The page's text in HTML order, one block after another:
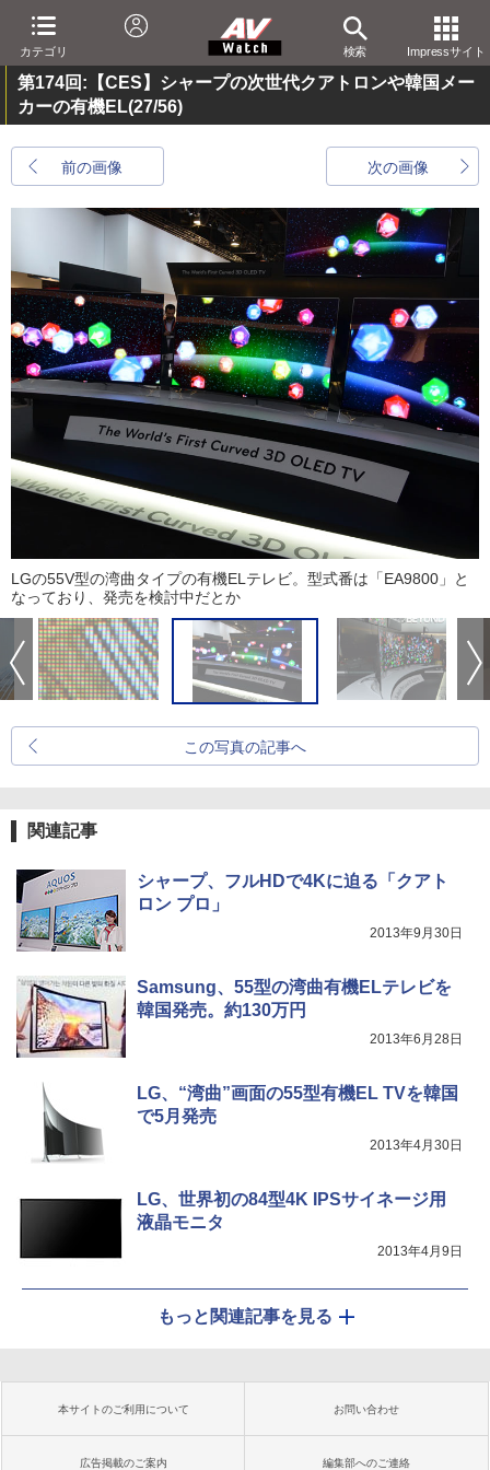
カテゴリ 検索 Impressサイト
第174回:【CES】シャープの次世代クアトロンや韓国メー
カーの有機EL(27/56)
前の画像 次の画像
LGの55V型の湾曲タイプの有機ELテレビ。型式番は「EA9800」と
なっており、発売を検討中だとか
この写真の記事へ
関連記事
シャープ、フルHDで4Kに迫る「クアト
ロン プロ」
2013年9月30日
Samsung、55型の湾曲有機ELテレビを
韓国発売。約130万円
2013年6月28日
LG、“湾曲”画面の55型有機EL TVを韓国
で5月発売
2013年4月30日
LG、世界初の84型4K IPSサイネージ用
液晶モニタ
2013年4月9日
もっと関連記事を見る
本サイトのご利用について お問い合わせ
広告掲載のご案内 編集部へのご連絡